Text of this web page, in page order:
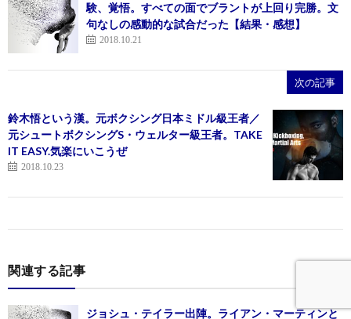
験、覚悟。すべての面でブラントが上回り完勝。文
句なしの感動的な試合だった【結果・感想】
2018.10.21
次の記事
鈴木悟という漢。元ボクシング日本ミドル級王者／
元シュートボクシングS・ウェルター級王者。TAKE
IT EASY.気楽にいこうぜ
2018.10.23
関連する記事
ジョシュ・テイラー出陣。ライアン・マーティンと